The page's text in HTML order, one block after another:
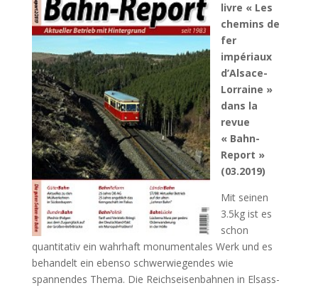
livre « Les
chemins de
fer
impériaux
d’Alsace-
Lorraine »
dans la
revue
« Bahn-
Report »
(03.2019)
Mit seinen
3.5kg ist es
schon
quantitativ ein wahrhaft monumentales Werk und es
behandelt ein ebenso schwerwiegendes wie
spannendes Thema. Die Reichseisenbahnen in Elsass-